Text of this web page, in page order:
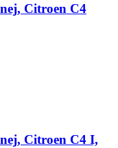
Citroen C4
Citroen C4 I,